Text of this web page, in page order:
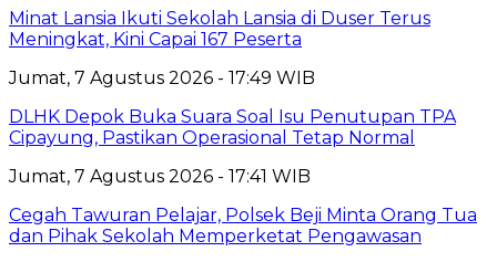
Minat Lansia Ikuti Sekolah Lansia di Duser Terus
Meningkat, Kini Capai 167 Peserta
Jumat, 7 Agustus 2026 - 17:49 WIB
DLHK Depok Buka Suara Soal Isu Penutupan TPA
Cipayung, Pastikan Operasional Tetap Normal
Jumat, 7 Agustus 2026 - 17:41 WIB
Cegah Tawuran Pelajar, Polsek Beji Minta Orang Tua
dan Pihak Sekolah Memperketat Pengawasan